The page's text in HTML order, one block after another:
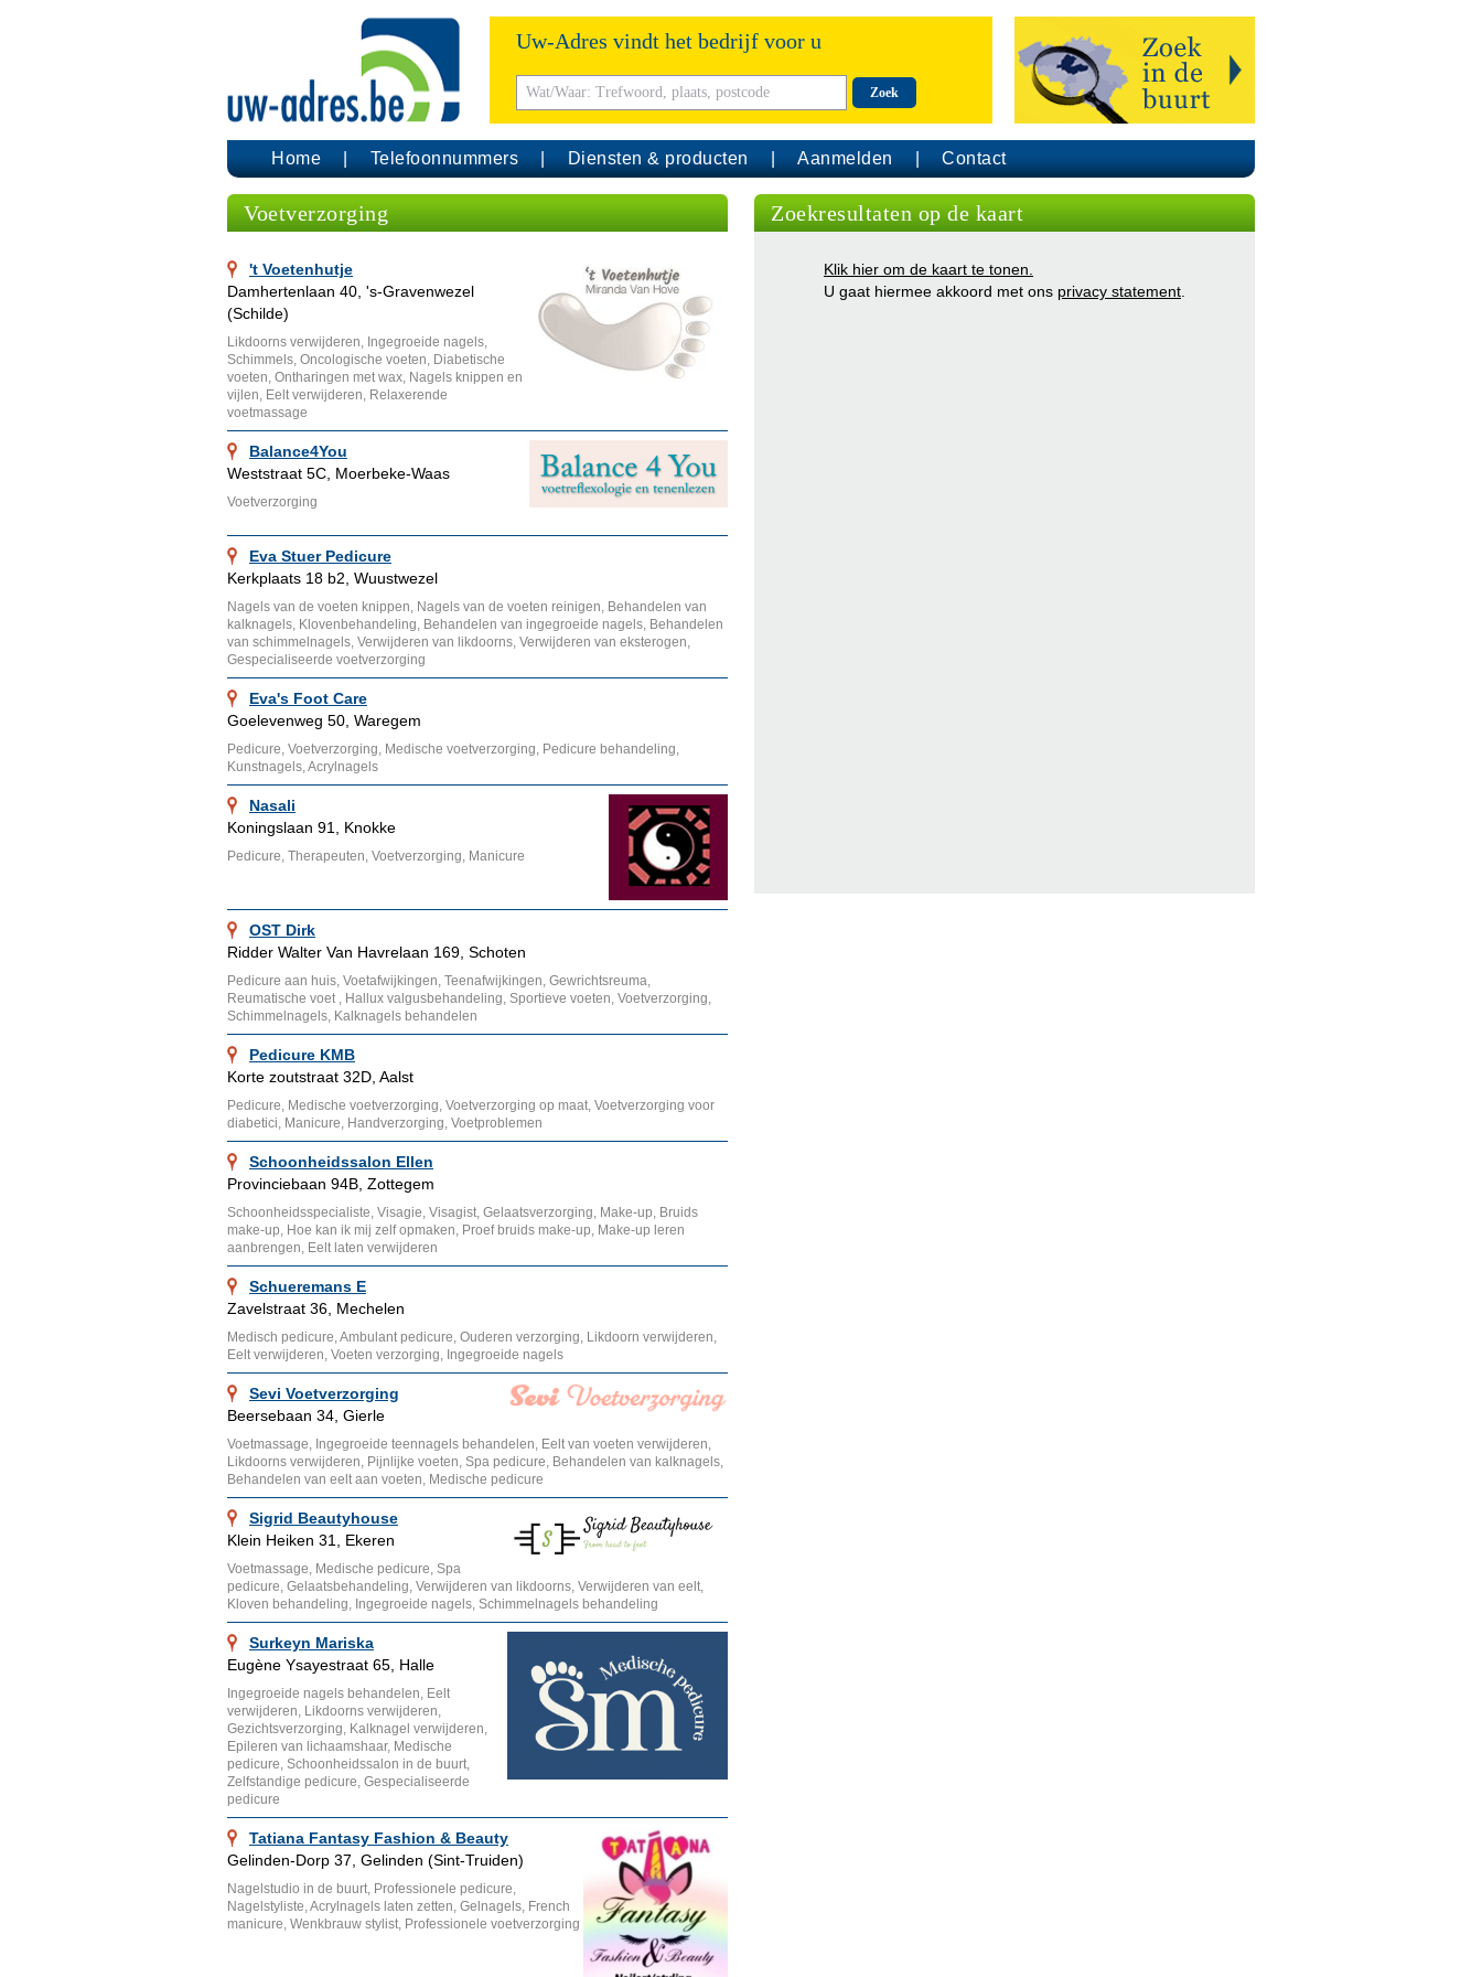
Uw-Adres vindt het bedrijf voor u
Zoek
Home Telefoonnummers Diensten & producten Aanmelden Contact
Voetverzorging
't Voetenhutje
Damhertenlaan 40, 's-Gravenwezel
(Schilde)
Likdoorns verwijderen, Ingegroeide nagels,
Schimmels, Oncologische voeten, Diabetische
voeten, Ontharingen met wax, Nagels knippen en
vijlen, Eelt verwijderen, Relaxerende
voetmassage
Balance4You
Weststraat 5C, Moerbeke-Waas
Voetverzorging
Eva Stuer Pedicure
Kerkplaats 18 b2, Wuustwezel
Nagels van de voeten knippen, Nagels van de voeten reinigen, Behandelen van
kalknagels, Klovenbehandeling, Behandelen van ingegroeide nagels, Behandelen
van schimmelnagels, Verwijderen van likdoorns, Verwijderen van eksterogen,
Gespecialiseerde voetverzorging
Eva's Foot Care
Goelevenweg 50, Waregem
Pedicure, Voetverzorging, Medische voetverzorging, Pedicure behandeling,
Kunstnagels, Acrylnagels
Nasali
Koningslaan 91, Knokke
Pedicure, Therapeuten, Voetverzorging, Manicure
OST Dirk
Ridder Walter Van Havrelaan 169, Schoten
Pedicure aan huis, Voetafwijkingen, Teenafwijkingen, Gewrichtsreuma,
Reumatische voet , Hallux valgusbehandeling, Sportieve voeten, Voetverzorging,
Schimmelnagels, Kalknagels behandelen
Pedicure KMB
Korte zoutstraat 32D, Aalst
Pedicure, Medische voetverzorging, Voetverzorging op maat, Voetverzorging voor
diabetici, Manicure, Handverzorging, Voetproblemen
Schoonheidssalon Ellen
Provinciebaan 94B, Zottegem
Schoonheidsspecialiste, Visagie, Visagist, Gelaatsverzorging, Make-up, Bruids
make-up, Hoe kan ik mij zelf opmaken, Proef bruids make-up, Make-up leren
aanbrengen, Eelt laten verwijderen
Schueremans E
Zavelstraat 36, Mechelen
Medisch pedicure, Ambulant pedicure, Ouderen verzorging, Likdoorn verwijderen,
Eelt verwijderen, Voeten verzorging, Ingegroeide nagels
Sevi Voetverzorging
Beersebaan 34, Gierle
Voetmassage, Ingegroeide teennagels behandelen, Eelt van voeten verwijderen,
Likdoorns verwijderen, Pijnlijke voeten, Spa pedicure, Behandelen van kalknagels,
Behandelen van eelt aan voeten, Medische pedicure
Sigrid Beautyhouse
Klein Heiken 31, Ekeren
Voetmassage, Medische pedicure, Spa
pedicure, Gelaatsbehandeling, Verwijderen van likdoorns, Verwijderen van eelt,
Kloven behandeling, Ingegroeide nagels, Schimmelnagels behandeling
Surkeyn Mariska
Eugène Ysayestraat 65, Halle
Ingegroeide nagels behandelen, Eelt
verwijderen, Likdoorns verwijderen,
Gezichtsverzorging, Kalknagel verwijderen,
Epileren van lichaamshaar, Medische
pedicure, Schoonheidssalon in de buurt,
Zelfstandige pedicure, Gespecialiseerde
pedicure
Tatiana Fantasy Fashion & Beauty
Gelinden-Dorp 37, Gelinden (Sint-Truiden)
Nagelstudio in de buurt, Professionele pedicure,
Nagelstyliste, Acrylnagels laten zetten, Gelnagels, French
manicure, Wenkbrauw stylist, Professionele voetverzorging
Zoekresultaten op de kaart
Klik hier om de kaart te tonen.
U gaat hiermee akkoord met ons privacy statement